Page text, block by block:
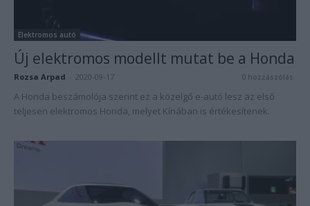
Elektromos autó
Új elektromos modellt mutat be a Honda
Rozsa Arpad 2020-09-17 0 hozzászólás
A Honda beszámolója szerint ez a közelgő e-autó lesz az első
teljesen elektromos Honda, melyet Kínában is értékesítenek.